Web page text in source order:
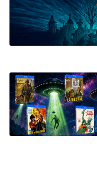
Bluray
Clasificada S
artwork
fantaterror
Jesús Franco